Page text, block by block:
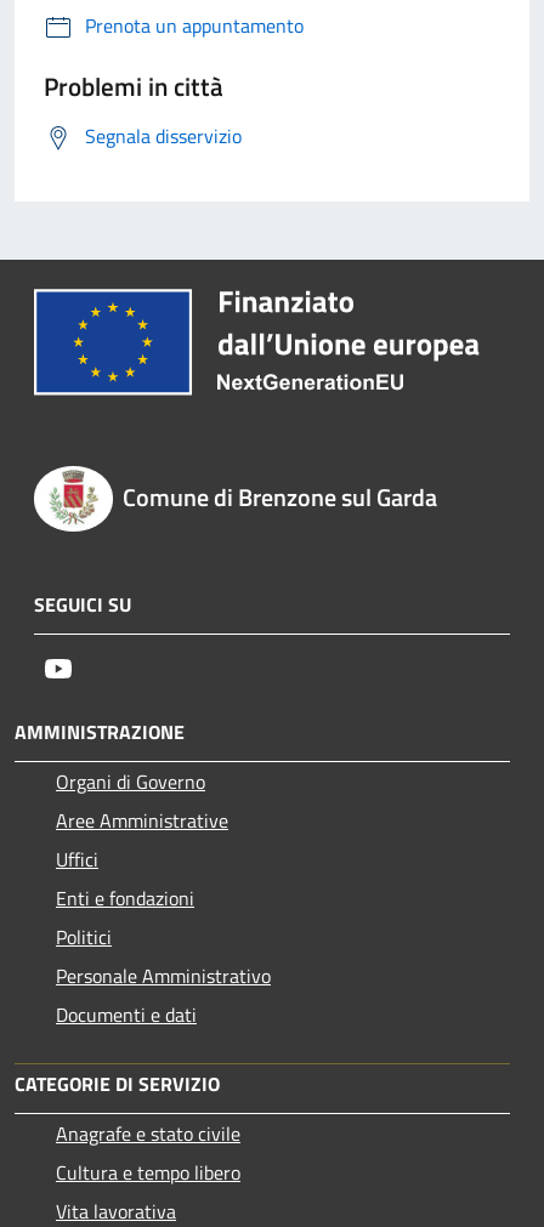
Prenota un appuntamento
Problemi in città
Segnala disservizio
Comune di Brenzone sul Garda
SEGUICI SU
AMMINISTRAZIONE
Organi di Governo
Aree Amministrative
Uffici
Enti e fondazioni
Politici
Personale Amministrativo
Documenti e dati
CATEGORIE DI SERVIZIO
Anagrafe e stato civile
Cultura e tempo libero
Vita lavorativa